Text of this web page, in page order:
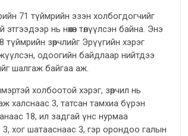
71 түймрийн эзэн холбогдогчийг
нь нөхөн төлүүлсэн байна. Энэ
түймрийн зөрчлийг Эрүүгийн хэрэг
одоогийн байдлаар нийтдээ
шалгаж байгаа аж.
холбоотой хэрэг, зөрчил нь
халснаас 3, татсан тамхиа бүрэн
18, ил задгай үнс нурмаа
хог шатааснаас 3, гэр орондоо галын